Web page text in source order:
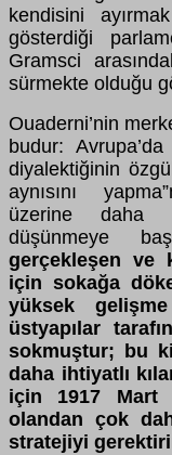
kendisini
gösterdiği
Gramsci
sürmekte olduğu
Ouaderni’nin
budur:
diyalektiğinin
aynısını
üzerine daha
düşünmeye
gerçekleşen ve
için sokağa
yüksek
üstyapılar
sokmuştur; bu
daha ihtiyatlı
için 1917 Mart
olandan çok
stratejiyi